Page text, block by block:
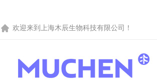
欢迎来到 上海木辰生物科技有限公司 ！